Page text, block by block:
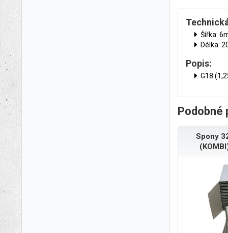
Šířka:
Délka:
Popis:
Podobné
Spony